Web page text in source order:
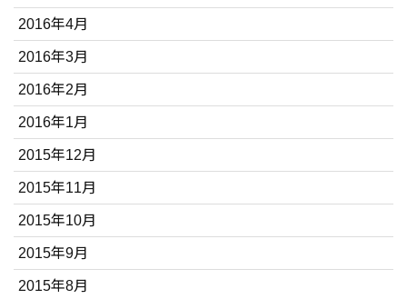
2016年4月
2016年3月
2016年2月
2016年1月
2015年12月
2015年11月
2015年10月
2015年9月
2015年8月